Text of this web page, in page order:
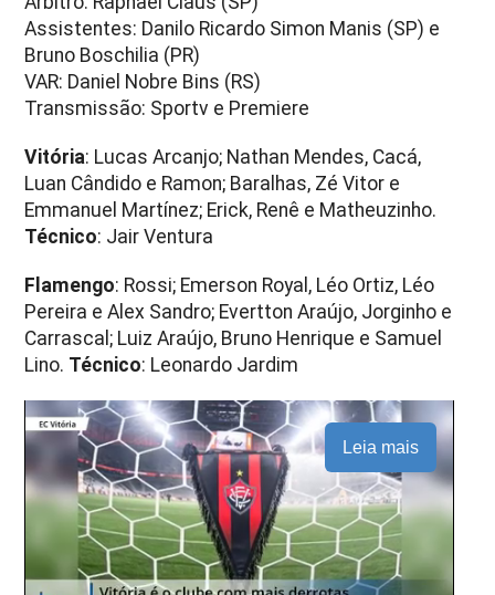
Assistentes: Danilo Ricardo Simon Manis (SP) e
Bruno Boschilia (PR)
VAR: Daniel Nobre Bins (RS)
Transmissão: Sportv e Premiere
Vitória: Lucas Arcanjo; Nathan Mendes, Cacá,
Luan Cândido e Ramon; Baralhas, Zé Vitor e
Emmanuel Martínez; Erick, Renê e Matheuzinho.
Técnico: Jair Ventura
Flamengo: Rossi; Emerson Royal, Léo Ortiz, Léo
Pereira e Alex Sandro; Evertton Araújo, Jorginho e
Carrascal; Luiz Araújo, Bruno Henrique e Samuel
Lino. Técnico: Leonardo Jardim
Leia mais